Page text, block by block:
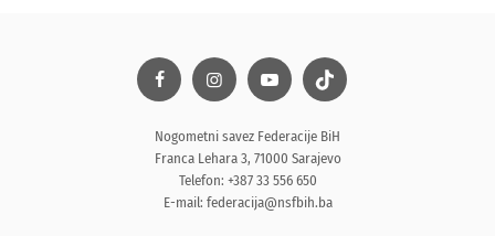
Nogometni savez Federacije BiH
Franca Lehara 3, 71000 Sarajevo
Telefon: +387 33 556 650
E-mail: federacija@nsfbih.ba